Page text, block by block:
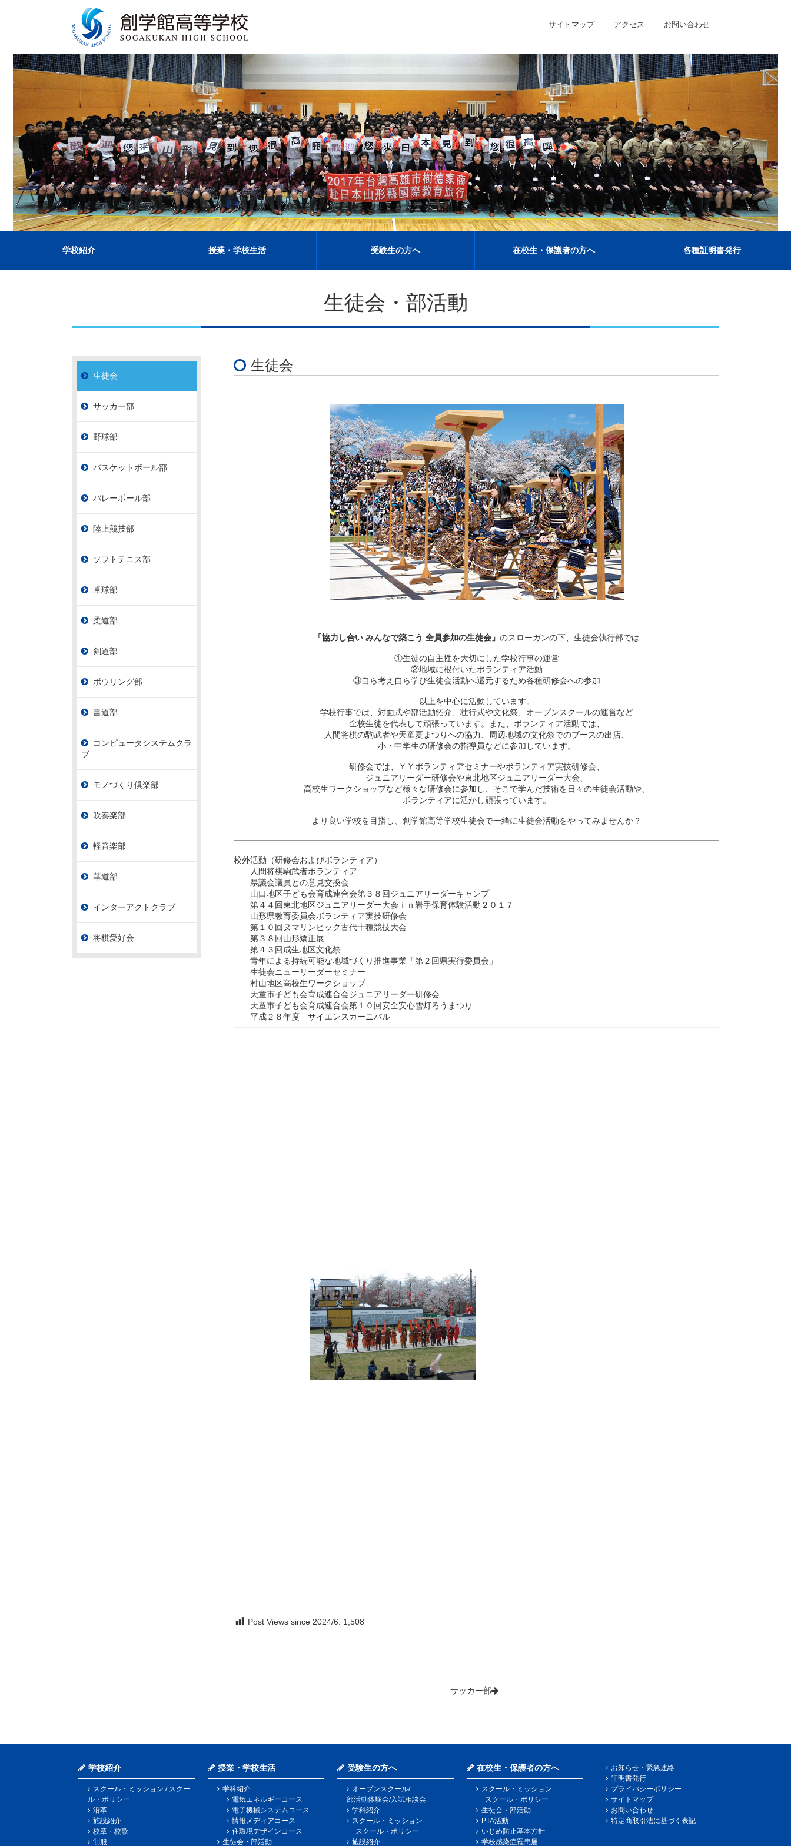
サイトマップ アクセス お問い合わせ
学校紹介 授業・学校生活 受験生の方へ 在校生・保護者の方へ 各種証明書発行
生徒会・部活動
生徒会
サッカー部
野球部
バスケットボール部
バレーボール部
陸上競技部
ソフトテニス部
卓球部
柔道部
剣道部
ボウリング部
書道部
コンピュータシステムクラ
ブ
モノづくり倶楽部
吹奏楽部
軽音楽部
華道部
インターアクトクラブ
将棋愛好会
生徒会
「協力し合い みんなで築こう 全員参加の生徒会」 のスローガンの下、生徒会執行部では
①生徒の自主性を大切にした学校行事の運営
②地域に根付いたボランティア活動
③自ら考え自ら学び生徒会活動へ還元するため各種研修会への参加
以上を中心に活動しています。
学校行事では、対面式や部活動紹介、壮行式や文化祭、オープンスクールの運営など
全校生徒を代表して頑張っています。また、ボランティア活動では、
人間将棋の駒武者や天童夏まつりへの協力、周辺地域の文化祭でのブースの出店、
小・中学生の研修会の指導員などに参加しています。
研修会では、ＹＹボランティアセミナーやボランティア実技研修会、
ジュニアリーダー研修会や東北地区ジュニアリーダー大会、
高校生ワークショップなど様々な研修会に参加し、そこで学んだ技術を日々の生徒会活動や、
ボランティアに活かし頑張っています。
より良い学校を目指し、創学館高等学校生徒会で一緒に生徒会活動をやってみませんか？
校外活動（研修会およびボランティア）
人間将棋駒武者ボランティア
県議会議員との意見交換会
山口地区子ども会育成連合会第３８回ジュニアリーダーキャンプ
第４４回東北地区ジュニアリーダー大会ｉｎ岩手保育体験活動２０１７
山形県教育委員会ボランティア実技研修会
第１０回ヌマリンピック古代十種競技大会
第３８回山形矯正展
第４３回成生地区文化祭
青年による持続可能な地域づくり推進事業「第２回県実行委員会」
生徒会ニューリーダーセミナー
村山地区高校生ワークショップ
天童市子ども会育成連合会ジュニアリーダー研修会
天童市子ども会育成連合会第１０回安全安心雪灯ろうまつり
平成２８年度 サイエンスカーニバル
Post Views since 2024/6: 1,508
サッカー部
学校紹介
スクール・ミッション / スクー
ル・ポリシー
沿革
施設紹介
校章・校歌
制服
授業・学校生活
学科紹介
電気エネルギーコース
電子機械システムコース
情報メディアコース
住環境デザインコース
生徒会・部活動
受験生の方へ
オープンスクール/
部活動体験会/入試相談会
学科紹介
スクール・ミッション
スクール・ポリシー
施設紹介
在校生・保護者の方へ
スクール・ミッション
スクール・ポリシー
生徒会・部活動
PTA活動
いじめ防止基本方針
学校感染症罹患届
お知らせ・緊急連絡
証明書発行
プライバシーポリシー
サイトマップ
お問い合わせ
特定商取引法に基づく表記